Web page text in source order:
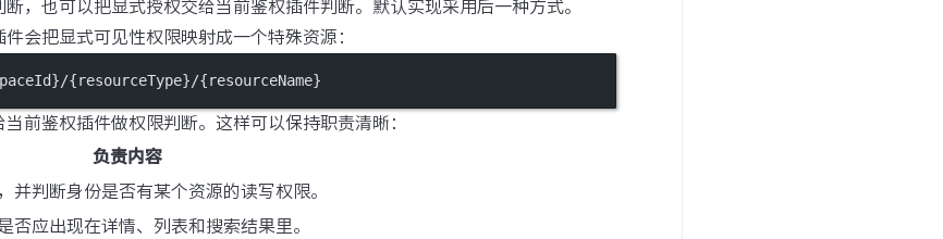
，也可以把显式授权交给当前鉴权插件判断。默认实现采用后一种方式。
会把显式可见性权限映射成一个特殊资源：
{resourceType}/{resourceName}
前鉴权插件做权限判断。这样可以保持职责清晰：
负责内容
并判断身份是否有某个资源的读写权限。
否应出现在详情、列表和搜索结果里。